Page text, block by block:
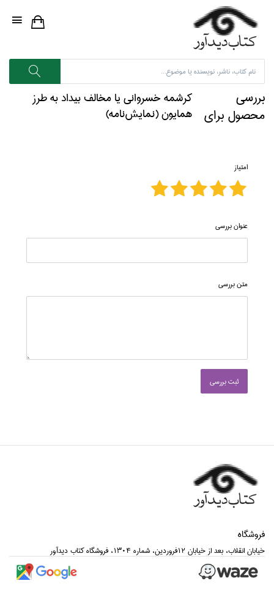
بررسی
محصول برای
كرشمه خسرواني يا مخالف بيداد به طرز
همايون (نمايش‌نامه)
امتیاز
عنوان بررسی
متن بررسی
ثبت بررسی
فروشگاه
خيابان انقلاب، بعد از خيابان 12فروردين، شماره 1304، فروشگاه كتاب ديدآور